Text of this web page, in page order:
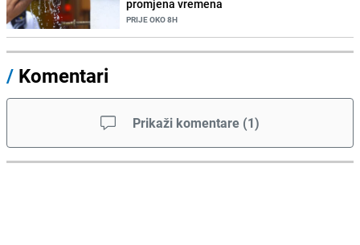
promjena vremena
PRIJE OKO 8H
/ Komentari
Prikaži komentare (1)